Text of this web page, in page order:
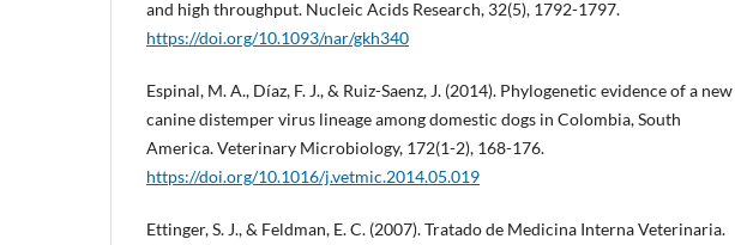
and high throughput. Nucleic Acids Research, 32(5), 1792-1797.
https://doi.org/10.1093/nar/gkh340
Espinal, M. A., Díaz, F. J., & Ruiz-Saenz, J. (2014). Phylogenetic evidence of a new
canine distemper virus lineage among domestic dogs in Colombia, South
America. Veterinary Microbiology, 172(1-2), 168-176.
https://doi.org/10.1016/j.vetmic.2014.05.019
Ettinger, S. J., & Feldman, E. C. (2007). Tratado de Medicina Interna Veterinaria.